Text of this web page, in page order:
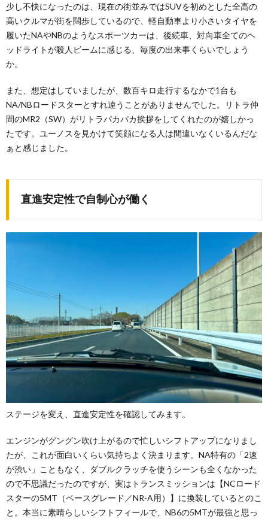
少し不快になったのは、現在の街並みではSUVを初めとした全高の
高いクルマが街を闊歩しているので、軽自動車より小さいタイヤを
履いたNAやNBのようなスポーツカーは、後続車、対向車全てのヘ
ッドライトが殺人ビームに感じる、毎度の出来事くらいでしょう
か。
また、想定はしていましたが、数百キロ走行するなかで1台も
NA/NBロードスターとすれ違うことがありませんでした。リトラ仲
間のMR2（SW）がリトラパカパカ挨拶をしてくれたのが嬉しかっ
たです。ユーノスを見かけて笑顔になる人は間違いなくいるんだな
ぁと感じました。
直進安定性で自制心が働く
ステージを変え、直進安定性を確認してみます。
エンジンがグングン吹け上がるので忙しいシフトアップになりまし
たが、これが面白いくらい気持ちよく決まります。NA特有の「2速
が渋い」こともなく、ダブルクラッチを使うシーンも全くなかった
ので不思議だったのですが、実はトランスミッションは【NCロード
スターの5MT（ベースグレード／NR-A用）】に換装しているとのこ
と。本当に素晴らしいシフトフィールで、NB6の5MTが最強と思っ